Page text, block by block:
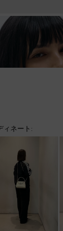
ィネート: